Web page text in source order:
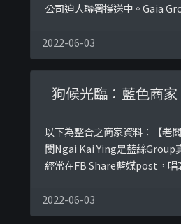
公司迫人聯署撐送中。Gaia
明發生過此事資料來源：
https://lihkg.com/thread/
2022-06-03
狗候光臨：藍色商家
以下為整合之商家資料：【老
闆Ngai Kai Ying是藍絲Group
經常在FB Share藍媒post，唱
Mhttps://ibb.co/
N
2022-06-03